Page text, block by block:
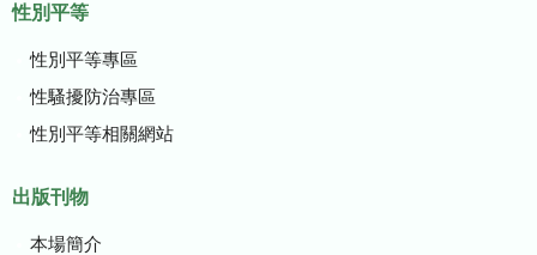
性別平等
性別平等專區
性騷擾防治專區
性別平等相關網站
出版刊物
本場簡介